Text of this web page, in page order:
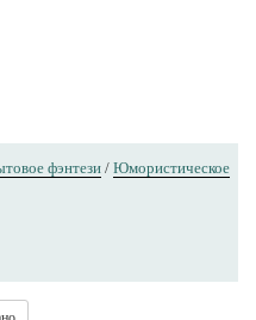
фэнтези / Юмористическое